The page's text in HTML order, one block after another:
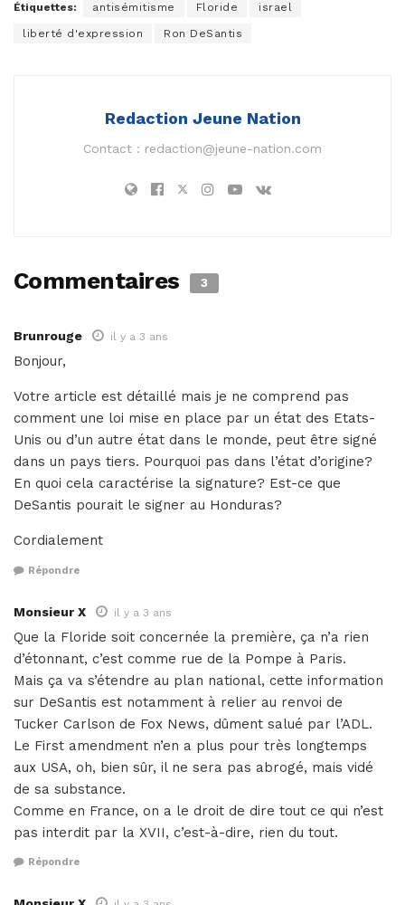
Étiquettes: antisémitisme Floride israel
liberté d'expression Ron DeSantis
Redaction Jeune Nation
Contact : redaction@jeune-nation.com
Commentaires 3
Brunrouge il y a 3 ans
Bonjour,
Votre article est détaillé mais je ne comprend pas
comment une loi mise en place par un état des Etats-
Unis ou d’un autre état dans le monde, peut être signé
dans un pays tiers. Pourquoi pas dans l’état d’origine?
En quoi cela caractérise la signature? Est-ce que
DeSantis pourait le signer au Honduras?
Cordialement
Répondre
Monsieur X il y a 3 ans
Que la Floride soit concernée la première, ça n’a rien
d’étonnant, c’est comme rue de la Pompe à Paris.
Mais ça va s’étendre au plan national, cette information
sur DeSantis est notamment à relier au renvoi de
Tucker Carlson de Fox News, dûment salué par l’ADL.
Le First amendment n’en a plus pour très longtemps
aux USA, oh, bien sûr, il ne sera pas abrogé, mais vidé
de sa substance.
Comme en France, on a le droit de dire tout ce qui n’est
pas interdit par la XVII, c’est-à-dire, rien du tout.
Répondre